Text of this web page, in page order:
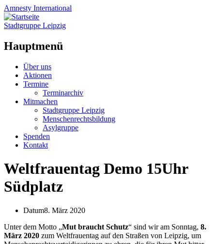
Amnesty International
Stadtgruppe Leipzig
Hauptmenü
Zum
Inhalt
springen
Über uns
Aktionen
Termine
Terminarchiv
Mitmachen
Stadtgruppe Leipzig
Menschenrechtsbildung
Asylgruppe
Spenden
Kontakt
Weltfrauentag Demo 15Uhr
Südplatz
Datum8. März 2020
Unter dem Motto „Mut braucht Schutz“ sind wir am Sonntag, 8.
März 2020 zum Weltfrauentag auf den Straßen von Leipzig, um